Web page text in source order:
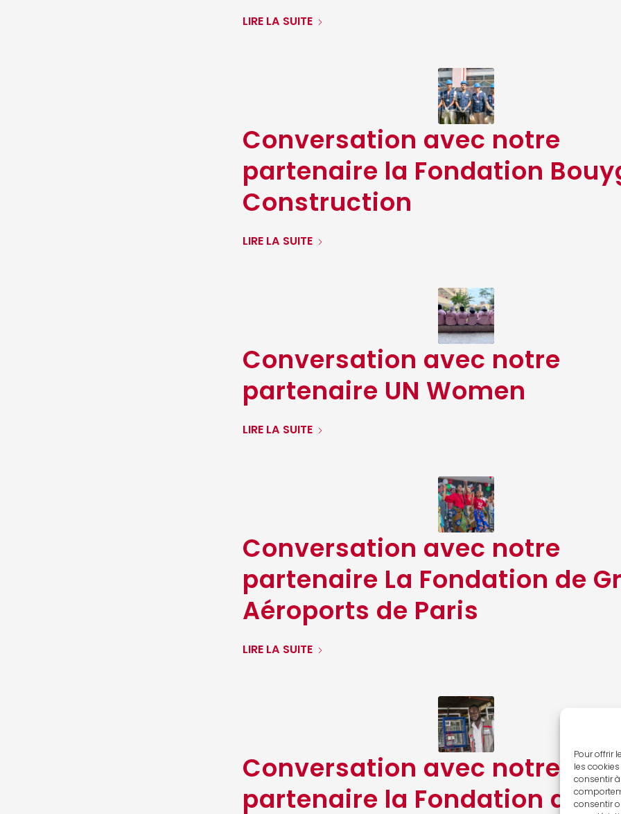
Pour offrir
les
consentir
consentir
LIRE LA SUITE
Conversation avec notre
partenaire la Fondation
Construction
LIRE LA SUITE
Conversation avec notre
partenaire UN Women
LIRE LA SUITE
Conversation avec notre
partenaire La Fondation de
Aéroports de Paris
LIRE LA SUITE
Conversation avec notre
partenaire la Fondation du